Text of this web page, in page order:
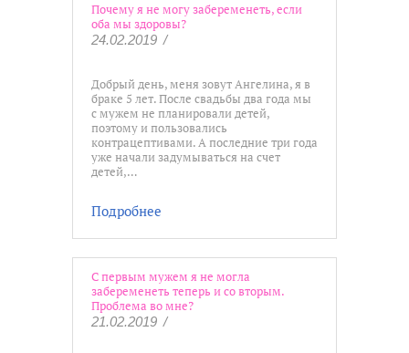
Почему я не могу забеременеть, если
оба мы здоровы?
24.02.2019 /
Добрый день, меня зовут Ангелина, я в
браке 5 лет. После свадьбы два года мы
с мужем не планировали детей,
поэтому и пользовались
контрацептивами. А последние три года
уже начали задумываться на счет
детей,…
Подробнее
С первым мужем я не могла
забеременеть теперь и со вторым.
Проблема во мне?
21.02.2019 /